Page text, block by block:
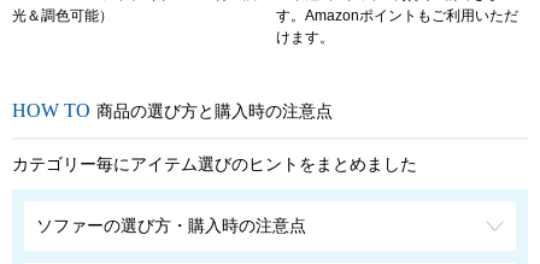
光＆調色可能）
す。Amazonポイントもご利用いただ
けます。
商品の選び方と購入時の注意点
カテゴリー毎にアイテム選びのヒントをまとめました
ソファーの選び方・購入時の注意点